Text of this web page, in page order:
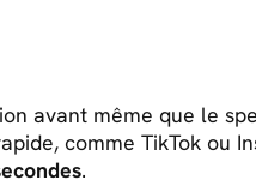
avant même que le
comme TikTok ou
.